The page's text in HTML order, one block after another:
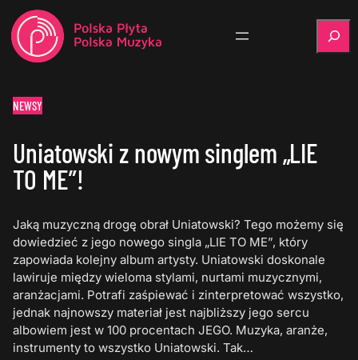
NEWSY
Uniatowski z nowym singlem „LIE
TO ME”!
Jaką muzyczną drogę obrał Uniatowski? Tego możemy się
dowiedzieć z jego nowego singla „LIE TO ME”, który
zapowiada kolejny album artysty. Uniatowski doskonale
lawiruje między wieloma stylami, nurtami muzycznymi,
aranżacjami. Potrafi zaśpiewać i zinterpretować wszystko,
jednak najnowszy materiał jest najbliższy jego sercu
albowiem jest w 100 procentach JEGO. Muzyka, aranże,
instrumenty to wszystko Uniatowski. Tak…